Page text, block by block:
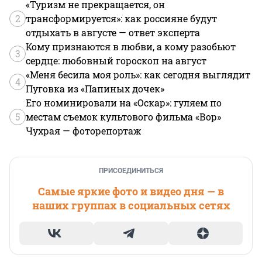
2
«Туризм не прекращается, он
трансформируется»: как россияне будут
отдыхать в августе — ответ эксперта
3
Кому признаются в любви, а кому разобьют
сердце: любовный гороскоп на август
4
«Меня бесила моя роль»: как сегодня выглядит
Пуговка из «Папиных дочек»
5
Его номинировали на «Оскар»: гуляем по
местам съемок культового фильма «Вор»
Чухрая — фоторепортаж
ПРИСОЕДИНИТЬСЯ
Самые яркие фото и видео дня — в
наших группах в социальных сетях